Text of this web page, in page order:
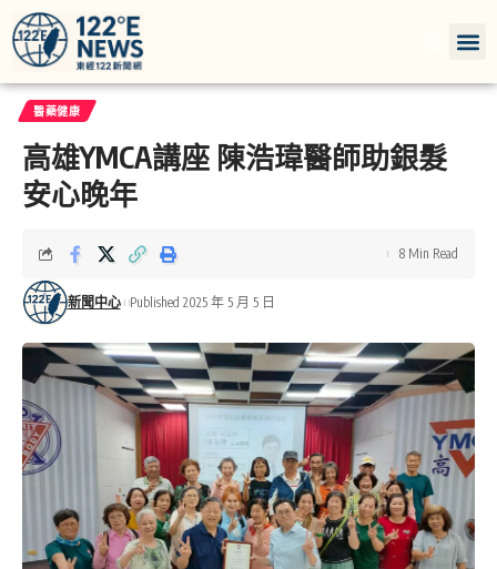
醫藥健康
高雄YMCA講座 陳浩瑋醫師助銀髮
安心晚年
新聞中心 Published 2025 年 5 月 5 日
8 Min Read